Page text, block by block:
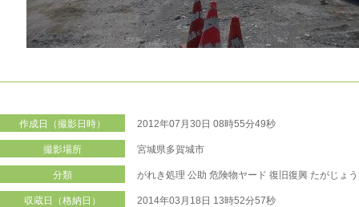
作成日（撮影日時） 2012年07月30日 08時55分49秒
撮影場所 宮城県多賀城市
分類 がれき処理 公助 危険物ヤード 復旧復興 たがじょ
収蔵日（格納日） 2014年03月18日 13時52分57秒